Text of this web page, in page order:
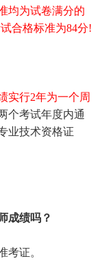
均为试卷满分的
合格标准为84分!
实行2年为一个周
个考试年度内通
业技术资格证
成绩吗？
证。